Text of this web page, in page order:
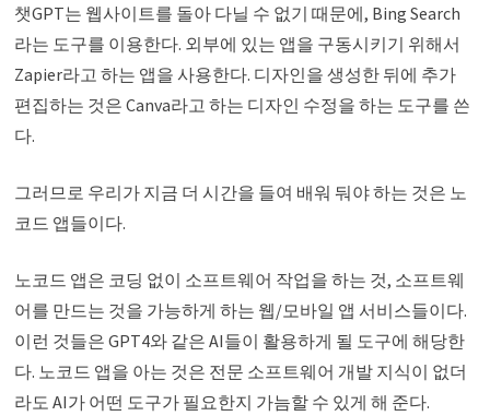
챗GPT는 웹사이트를 돌아 다닐 수 없기 때문에, Bing Search
라는 도구를 이용한다. 외부에 있는 앱을 구동시키기 위해서
Zapier라고 하는 앱을 사용한다. 디자인을 생성한 뒤에 추가
편집하는 것은 Canva라고 하는 디자인 수정을 하는 도구를 쓴
다.
그러므로 우리가 지금 더 시간을 들여 배워 둬야 하는 것은 노
코드 앱들이다.
노코드 앱은 코딩 없이 소프트웨어 작업을 하는 것, 소프트웨
어를 만드는 것을 가능하게 하는 웹/모바일 앱 서비스들이다.
이런 것들은 GPT4와 같은 AI들이 활용하게 될 도구에 해당한
다. 노코드 앱을 아는 것은 전문 소프트웨어 개발 지식이 없더
라도 AI가 어떤 도구가 필요한지 가늠할 수 있게 해 준다.